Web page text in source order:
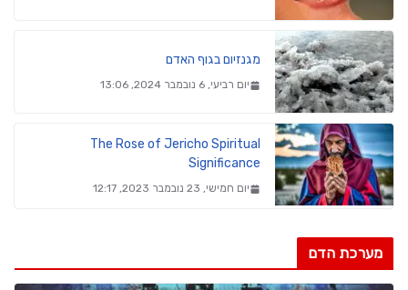
מגנזיום בגוף האדם
יום רביעי, 6 נובמבר 2024, 13:06
The Rose of Jericho Spiritual
Significance
יום חמישי, 23 נובמבר 2023, 12:17
מערכת הדם